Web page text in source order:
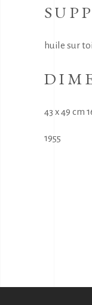
huile sur
43 x 49 cm
1955